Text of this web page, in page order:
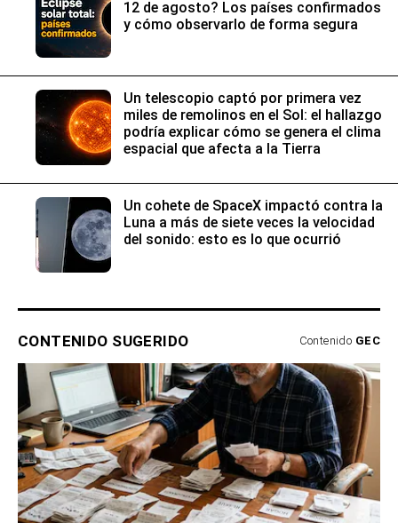
12 de agosto? Los países confirmados
y cómo observarlo de forma segura
Un telescopio captó por primera vez
miles de remolinos en el Sol: el hallazgo
podría explicar cómo se genera el clima
espacial que afecta a la Tierra
Un cohete de SpaceX impactó contra la
Luna a más de siete veces la velocidad
del sonido: esto es lo que ocurrió
CONTENIDO SUGERIDO Contenido GEC